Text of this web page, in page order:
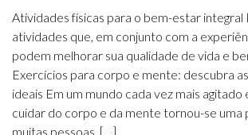
Atividades físicas para o bem-estar integral
atividades que, em conjunto com a
podem melhorar sua qualidade de vida e
Exercícios para corpo e mente: descubra
ideais Em um mundo cada vez mais
cuidar do corpo e da mente tornou-se uma
muitas pessoas. […]